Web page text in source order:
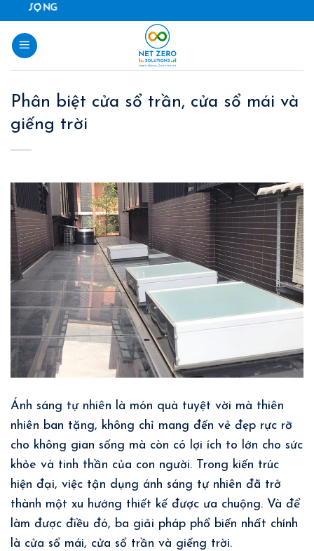
content
Phân biệt cửa sổ trần, cửa sổ mái và
giếng trời
Ánh sáng tự nhiên là món quà tuyệt vời mà thiên
nhiên ban tặng, không chỉ mang đến vẻ đẹp rực rỡ
cho không gian sống mà còn có lợi ích to lớn cho sức
khỏe và tinh thần của con người. Trong kiến trúc
hiện đại, việc tận dụng ánh sáng tự nhiên đã trở
thành một xu hướng thiết kế được ưa chuộng. Và để
làm được điều đó, ba giải pháp phổ biến nhất chính
là cửa sổ mái, cửa sổ trần và giếng trời.